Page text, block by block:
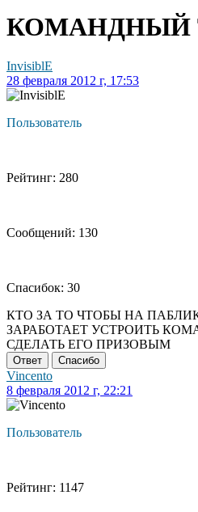
КОМАНДНЫЙ
InvisiblE
28 февраля 2012 г, 17:53
Пользователь
Рейтинг: 280
Сообщений: 130
Спасибок: 30
КТО ЗА ТО ЧТОБЫ НА
ЗАРАБОТАЕТ УСТРОИТЬ
СДЕЛАТЬ ЕГО ПРИЗОВЫМ
Ответ Спасибо
Vincento
8 февраля 2012 г, 22:21
Пользователь
Рейтинг: 1147